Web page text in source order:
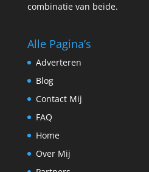
combinatie van beide.
Alle Pagina’s
Adverteren
Blog
Contact Mij
FAQ
Home
Over Mij